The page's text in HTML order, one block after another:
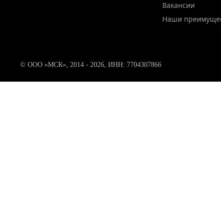
Вакансии
Наши
© ООО «МСК», 2014 - 2026, ИНН: 7704307866